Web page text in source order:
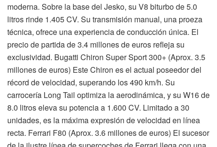
moderna. Sobre la base del Jesko, su V8 biturbo de 5.0
litros rinde 1.405 CV. Su transmisión manual, una proeza
técnica, ofrece una experiencia de conducción única. El
precio de partida de 3.4 millones de euros refleja su
exclusividad. Bugatti Chiron Super Sport 300+ (Aprox. 3.5
millones de euros) Este Chiron es el actual poseedor del
récord de velocidad, superando los 490 km/h. Su
carrocería Long Tail optimiza la aerodinámica, y su W16 de
8.0 litros eleva su potencia a 1.600 CV. Limitado a 30
unidades, es la máxima expresión de velocidad en línea
recta. Ferrari F80 (Aprox. 3.6 millones de euros) El sucesor